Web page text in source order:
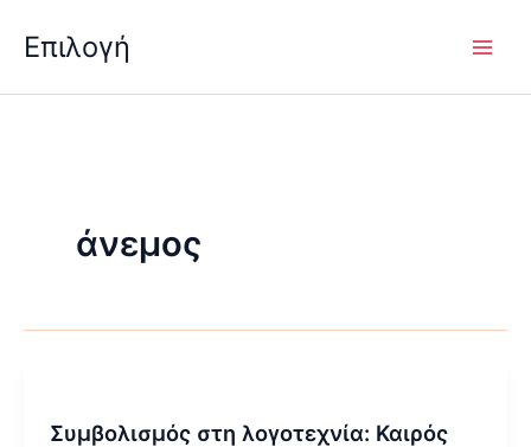
στοΕπιλογή
άνεμος
Συμβολισμός στη λογοτεχνία: Καιρός